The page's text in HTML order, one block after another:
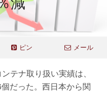
ピン メール
テナ取り扱い実績は、
だった。西日本から関